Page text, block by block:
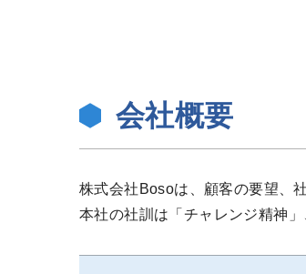
会社概要
株式会社Bosoは、顧客の要望、
本社の社訓は「チャレンジ精神